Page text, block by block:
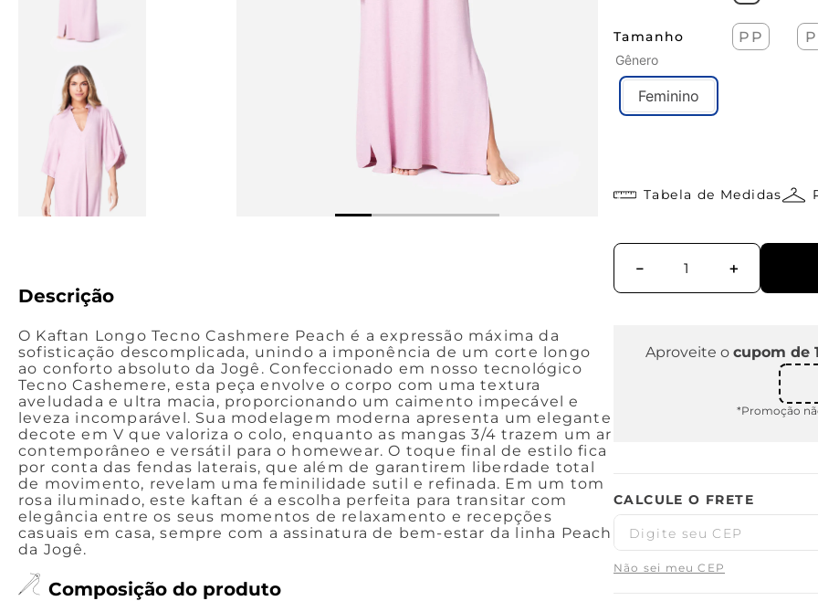
Descrição
O Kaftan Longo Tecno Cashmere Peach é a expressão máxima da
sofisticação descomplicada, unindo a imponência de um corte longo
ao conforto absoluto da Jogê. Confeccionado em nosso tecnológico
Tecno Cashemere, esta peça envolve o corpo com uma textura
aveludada e ultra macia, proporcionando um caimento impecável e
leveza incomparável. Sua modelagem moderna apresenta um elegante
decote em V que valoriza o colo, enquanto as mangas 3/4 trazem um ar
contemporâneo e versátil para o homewear. O toque final de estilo fica
por conta das fendas laterais, que além de garantirem liberdade total
de movimento, revelam uma feminilidade sutil e refinada. Em um tom
rosa iluminado, este kaftan é a escolha perfeita para transitar com
elegância entre os seus momentos de relaxamento e recepções
casuais em casa, sempre com a assinatura de bem-estar da linha Peach
da Jogê.
Composição do produto
Tamanho PP P
Gênero
Feminino
Tabela de Medidas
＋
－
Aproveite o cupom de
*Promoção
Não sei meu CEP